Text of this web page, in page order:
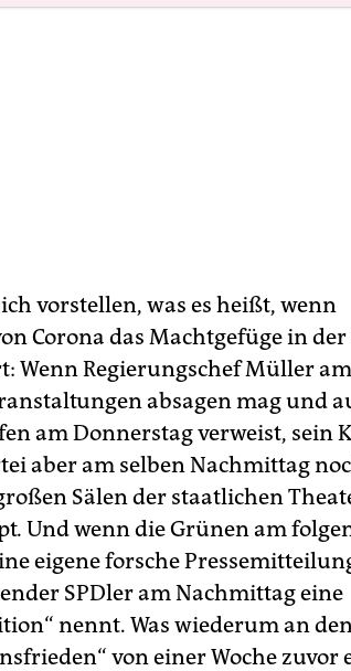
vorstellen, was es heißt, wenn
Corona das Machtgefüge in
Wenn Regierungschef Müller am
absagen mag und
am Donnerstag verweist, sein
aber am selben Nachmittag
Sälen der staatlichen
. Und wenn die Grünen am
eigene forsche
SPDler am Nachmittag eine
nennt. Was wiederum an
von einer Woche zuvor